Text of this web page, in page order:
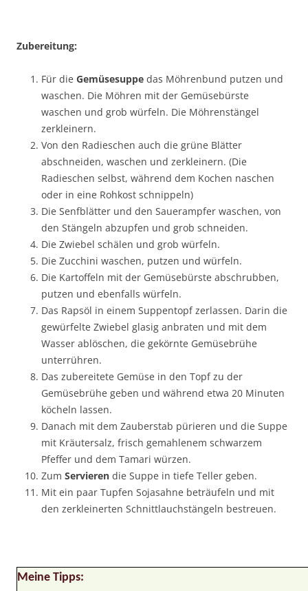
Zubereitung:
Für die Gemüsesuppe das Möhrenbund putzen und
waschen. Die Möhren mit der Gemüsebürste
waschen und grob würfeln. Die Möhrenstängel
zerkleinern.
Von den Radieschen auch die grüne Blätter
abschneiden, waschen und zerkleinern. (Die
Radieschen selbst, während dem Kochen naschen
oder in eine Rohkost schnippeln)
Die Senfblätter und den Sauerampfer waschen, von
den Stängeln abzupfen und grob schneiden.
Die Zwiebel schälen und grob würfeln.
Die Zucchini waschen, putzen und würfeln.
Die Kartoffeln mit der Gemüsebürste abschrubben,
putzen und ebenfalls würfeln.
Das Rapsöl in einem Suppentopf zerlassen. Darin die
gewürfelte Zwiebel glasig anbraten und mit dem
Wasser ablöschen, die gekörnte Gemüsebrühe
unterrühren.
Das zubereitete Gemüse in den Topf zu der
Gemüsebrühe geben und während etwa 20 Minuten
köcheln lassen.
Danach mit dem Zauberstab pürieren und die Suppe
mit Kräutersalz, frisch gemahlenem schwarzem
Pfeffer und dem Tamari würzen.
Zum Servieren die Suppe in tiefe Teller geben.
Mit ein paar Tupfen Sojasahne beträufeln und mit
den zerkleinerten Schnittlauchstängeln bestreuen.
Meine Tipps: